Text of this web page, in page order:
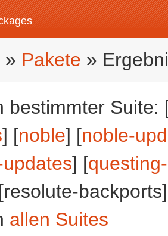
» Pakete »
bestimmter Suite:
] [noble] [noble-
] [
allen Suites